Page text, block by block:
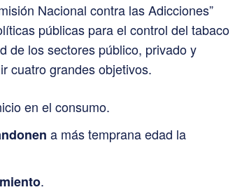
Nacional contra las Adicciones”
públicas para el control del tabaco
de los sectores público, privado y
cuatro grandes objetivos.
en el consumo.
a más temprana edad la
.